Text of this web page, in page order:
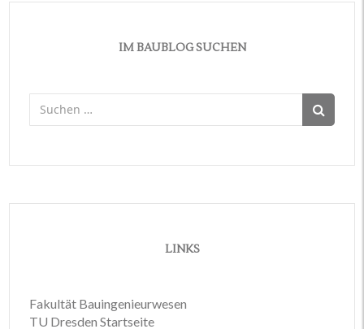
IM BAUBLOG SUCHEN
Suchen
nach:
LINKS
Fakultät Bauingenieurwesen
TU Dresden Startseite